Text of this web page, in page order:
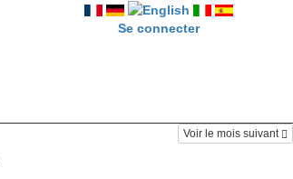
Se connecter
Voir le mois suivant